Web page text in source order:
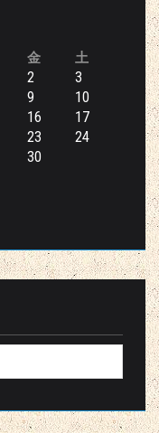
金 土
2
3
9
10
16
17
23
24
30